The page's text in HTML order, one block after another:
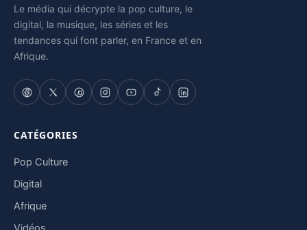
Le média qui décrypte la pop culture, le
digital, la musique, les séries et les
tendances qui font parler, en France et en
Afrique.
CATÉGORIES
Pop Culture
Digital
Afrique